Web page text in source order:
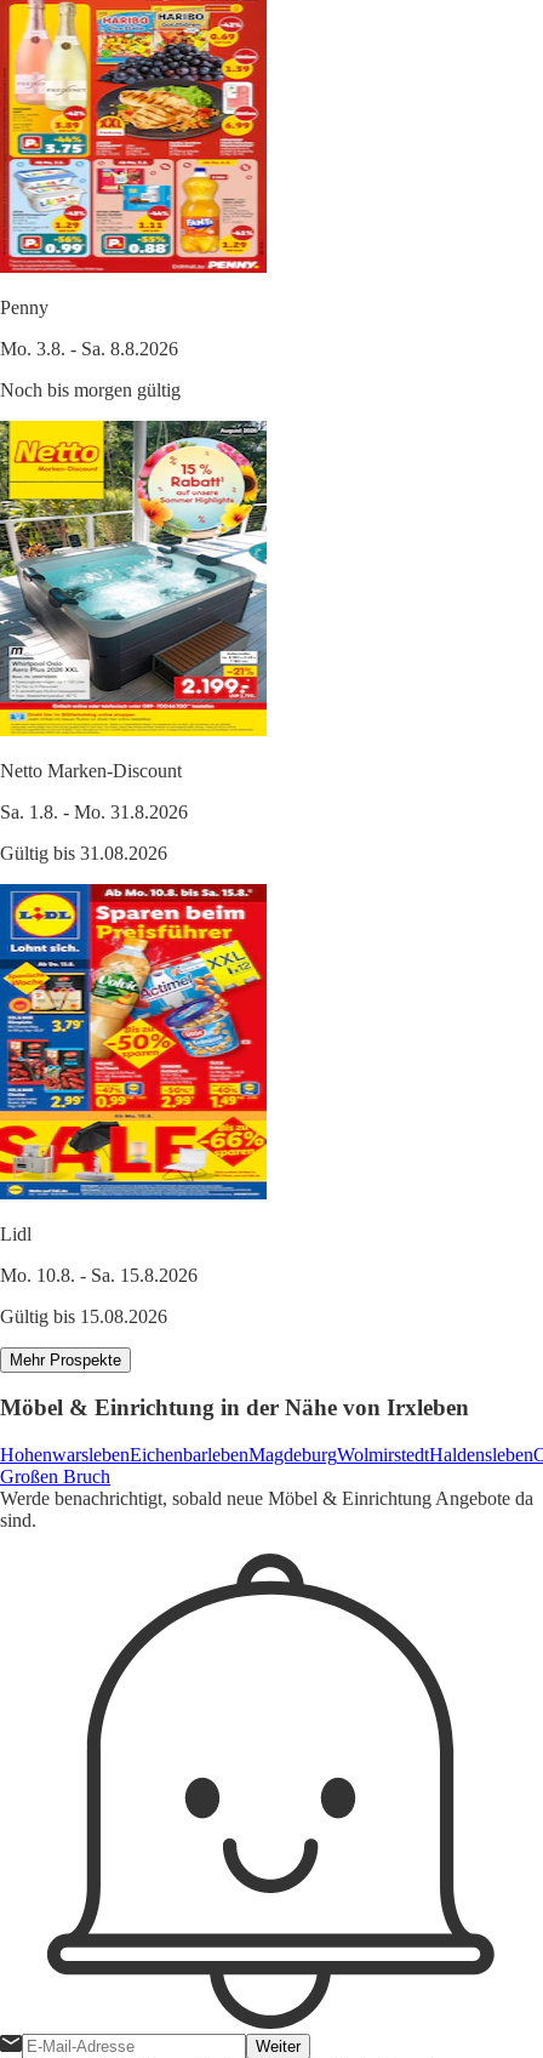
Penny
Mo. 3.8. - Sa. 8.8.2026
Noch bis morgen gültig
Netto Marken-Discount
Sa. 1.8. - Mo. 31.8.2026
Gültig bis 31.08.2026
Lidl
Mo. 10.8. - Sa. 15.8.2026
Gültig bis 15.08.2026
Mehr Prospekte
Möbel & Einrichtung in der Nähe von Irxleben
HohenwarslebenEichenbarlebenMagdeburgWolmirstedtHaldensleben
Großen Bruch
Werde benachrichtigt, sobald neue Möbel & Einrichtung Angebote da
sind.
Weiter